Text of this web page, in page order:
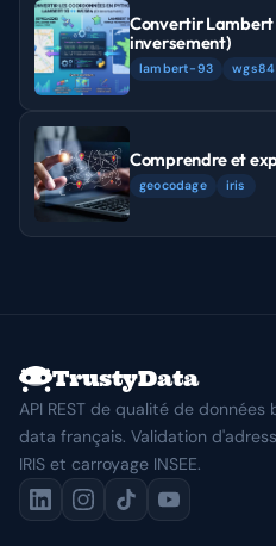
Convertir Lambert
inversement)
lambert-93 wgs84
Comprendre et
geocodage iris
TrustyData
API REST de qualité de données
data français. Validation
IRIS et carroyage INSEE.